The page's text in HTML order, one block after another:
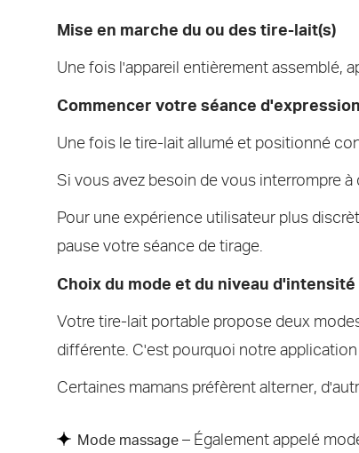
Mise en marche du ou des tire-lait(s)
Une fois l'appareil entièrement assemblé,
Commencer votre séance d'expression
Une fois le tire-lait allumé et positionné
Si vous avez besoin de vous interrompre
Pour une expérience utilisateur plus
pause votre séance de tirage.
Choix du mode et du niveau d'intensité
Votre tire-lait portable propose deux
différente. C'est pourquoi notre
Certaines mamans préfèrent alterner,
Mode massage – Également appelé